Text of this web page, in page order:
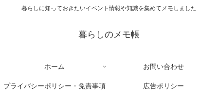
暮らしに知っておきたいイベント情報や知識を集めてメモしました
暮らしのメモ帳
ホーム お問い合わせ
プライバシーポリシー・免責事項 広告ポリシー